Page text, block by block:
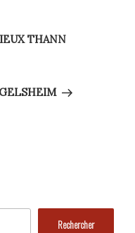
THANN
Rechercher